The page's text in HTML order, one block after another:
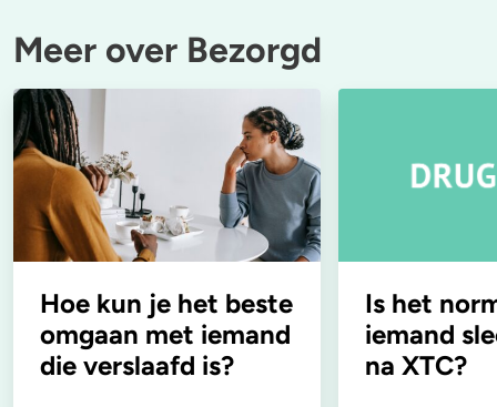
Meer over Bezorgd
Hoe kun je het beste
omgaan met iemand
die verslaafd is?
Is het
iemand
na XTC?